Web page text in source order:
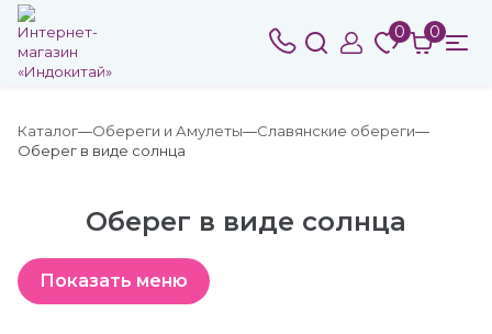
0 0
Каталог Обереги и Амулеты
Славянские обереги
Оберег в виде солнца
Оберег в виде солнца